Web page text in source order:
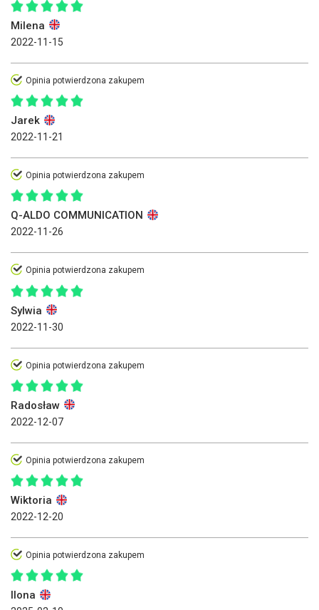
Milena
2022-11-15
Opinia potwierdzona zakupem
Jarek
2022-11-21
Opinia potwierdzona zakupem
Q-ALDO COMMUNICATION
2022-11-26
Opinia potwierdzona zakupem
Sylwia
2022-11-30
Opinia potwierdzona zakupem
Radosław
2022-12-07
Opinia potwierdzona zakupem
Wiktoria
2022-12-20
Opinia potwierdzona zakupem
Ilona